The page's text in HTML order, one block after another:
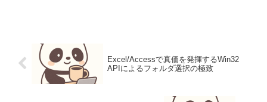
Excel/Accessで真価を発揮するWin32
APIによるフォルダ選択の極致